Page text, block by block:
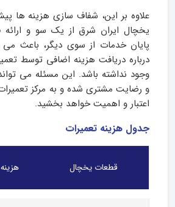
علاوه بر این، شفاف سازی هزینه ها
یخچال ایران شرق از یک سو و ارائه
پایان خدمات از سوی دیگر، باعث
درباره دریافت هزینه اضافی توسط
وجود نداشته باشد. این مسئله می
و رضایت مشتری شده و به مرکز
اعتبار و اهمیت خواهد بخشید.
جدول هزینه تعمیرات
قطعات یخچال